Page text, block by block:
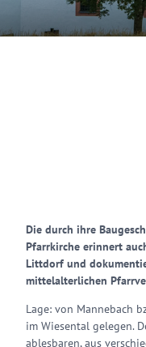
Die durch ihre
Pfarrkirche erinnert
Littdorf und
mittelalterlichen
Lage: von Mannebach
im Wiesental gelegen.
ablesbaren, aus